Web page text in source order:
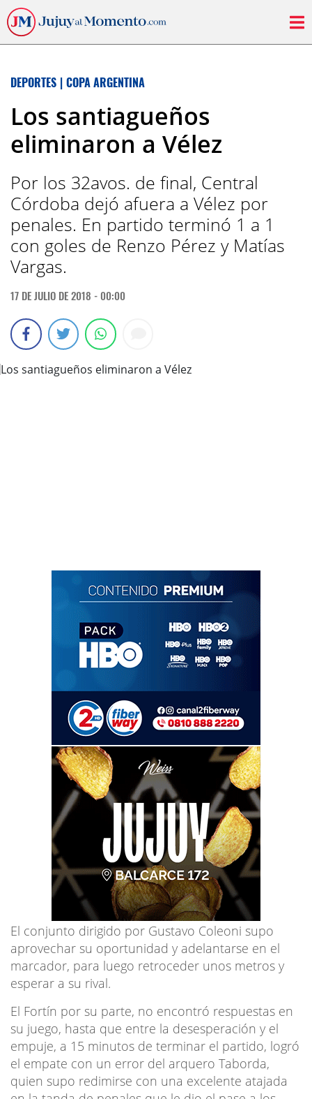
DEPORTES | COPA ARGENTINA
Los santiagueños
eliminaron a Vélez
Por los 32avos. de final, Central
Córdoba dejó afuera a Vélez por
penales. En partido terminó 1 a 1
con goles de Renzo Pérez y Matías
Vargas.
17 DE JULIO DE 2018 - 00:00
El conjunto dirigido por Gustavo Coleoni supo
aprovechar su oportunidad y adelantarse en el
marcador, para luego retroceder unos metros y
esperar a su rival.
El Fortín por su parte, no encontró respuestas en
su juego, hasta que entre la desesperación y el
empuje, a 15 minutos de terminar el partido, logró
el empate con un error del arquero Taborda,
quien supo redimirse con una excelente atajada